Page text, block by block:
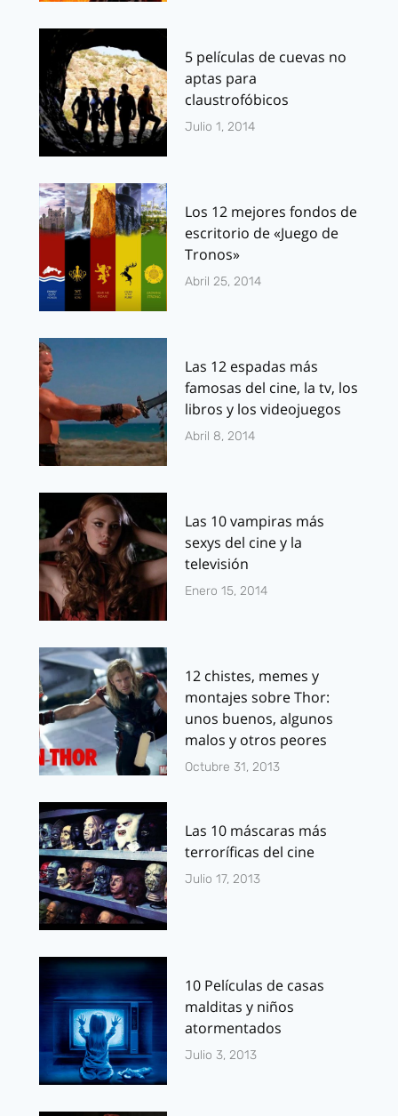
5 películas de cuevas no
aptas para
claustrofóbicos
Julio 1, 2014
Los 12 mejores fondos de
escritorio de «Juego de
Tronos»
Abril 25, 2014
Las 12 espadas más
famosas del cine, la tv, los
libros y los videojuegos
Abril 8, 2014
Las 10 vampiras más
sexys del cine y la
televisión
Enero 15, 2014
12 chistes, memes y
montajes sobre Thor:
unos buenos, algunos
malos y otros peores
Octubre 31, 2013
Las 10 máscaras más
terroríficas del cine
Julio 17, 2013
10 Películas de casas
malditas y niños
atormentados
Julio 3, 2013